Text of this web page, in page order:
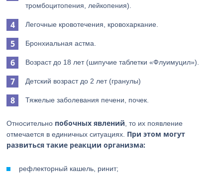
тромбоцитопения, лейкопения).
Легочные кровотечения, кровохаркание.
Бронхиальная астма.
Возраст до 18 лет (шипучие таблетки «Флуимуцил»).
Детский возраст до 2 лет (гранулы)
Тяжелые заболевания печени, почек.
Относительно побочных явлений , то их появление
отмечается в единичных ситуациях. При этом могут
развиться такие реакции организма:
рефлекторный кашель, ринит;